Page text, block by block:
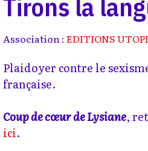
Tirons la
Association : EDITIONS
Plaidoyer contre le
française.
Coup de cœur de Lysiane,
ici.